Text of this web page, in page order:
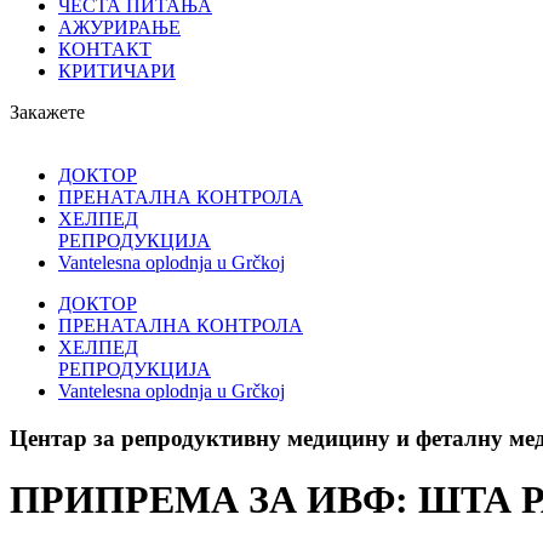
ЧЕСТА ПИТАЊА
АЖУРИРАЊЕ
КОНТАКТ
КРИТИЧАРИ
Закажете
ДОКТОР
ПРЕНАТАЛНА КОНТРОЛА
ХЕЛПЕД
РЕПРОДУКЦИЈА
Vantelesna oplodnja u Grčkoj
ДОКТОР
ПРЕНАТАЛНА КОНТРОЛА
ХЕЛПЕД
РЕПРОДУКЦИЈА
Vantelesna oplodnja u Grčkoj
Центар за репродуктивну медицину и феталну
ПРИПРЕМА ЗА ИВФ: ШТА